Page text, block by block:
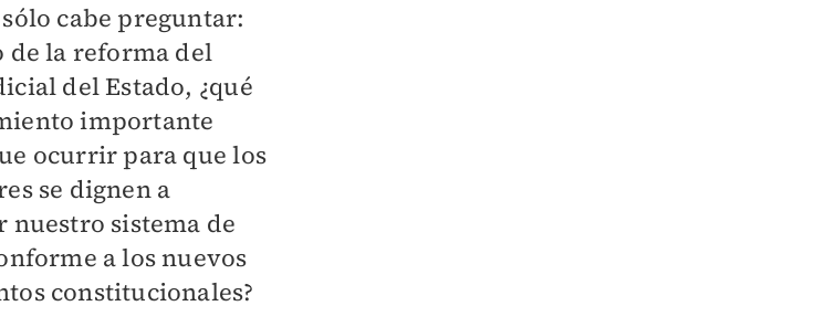
cabe preguntar:
de la reforma del
del Estado, ¿qué
importante
ocurrir para que los
se dignen a
nuestro sistema de
a los nuevos
constitucionales?